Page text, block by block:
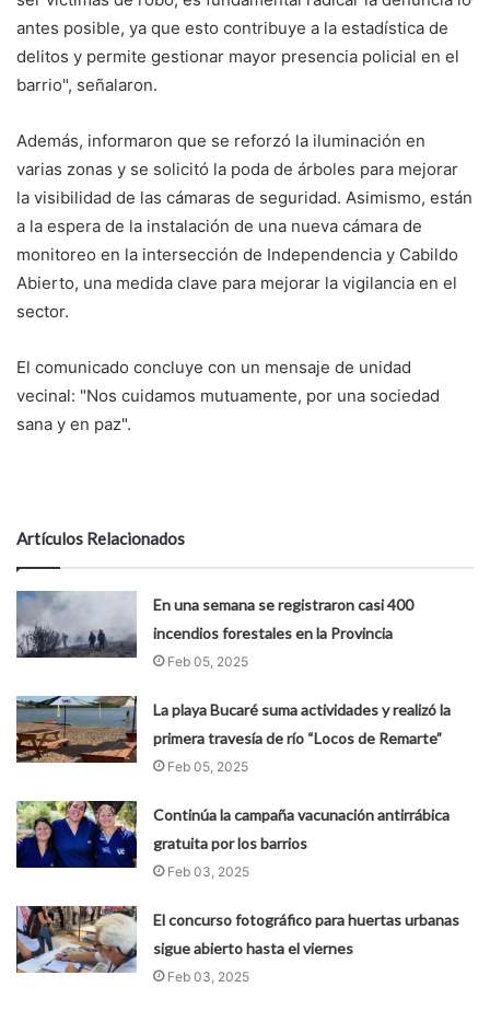
antes posible, ya que esto contribuye a la estadística de
delitos y permite gestionar mayor presencia policial en el
barrio", señalaron.
Además, informaron que se reforzó la iluminación en
varias zonas y se solicitó la poda de árboles para mejorar
la visibilidad de las cámaras de seguridad. Asimismo, están
a la espera de la instalación de una nueva cámara de
monitoreo en la intersección de Independencia y Cabildo
Abierto, una medida clave para mejorar la vigilancia en el
sector.
El comunicado concluye con un mensaje de unidad
vecinal: "Nos cuidamos mutuamente, por una sociedad
sana y en paz".
Artículos Relacionados
En una semana se registraron casi 400
incendios forestales en la Provincia
Feb 05, 2025
La playa Bucaré suma actividades y realizó la
primera travesía de río “Locos de Remarte”
Feb 05, 2025
Continúa la campaña vacunación antirrábica
gratuita por los barrios
Feb 03, 2025
El concurso fotográfico para huertas urbanas
sigue abierto hasta el viernes
Feb 03, 2025